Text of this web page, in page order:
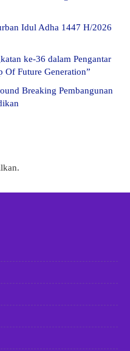
Idul Adha 1447 H/2026
ke-36 dalam Pengantar
Of Future Generation”
Breaking Pembangunan